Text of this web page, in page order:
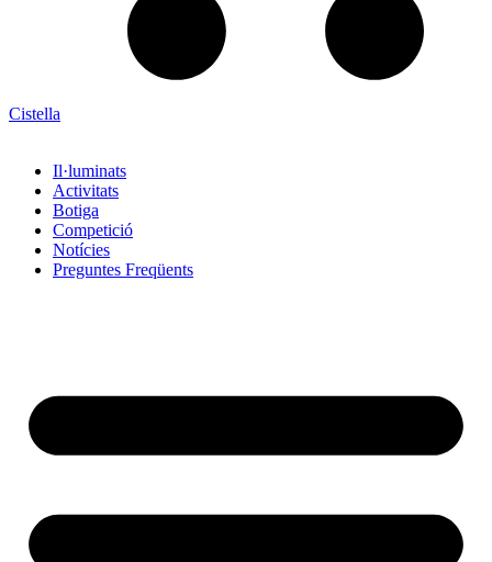
Cistella
Il·luminats
Activitats
Botiga
Competició
Notícies
Preguntes Freqüents